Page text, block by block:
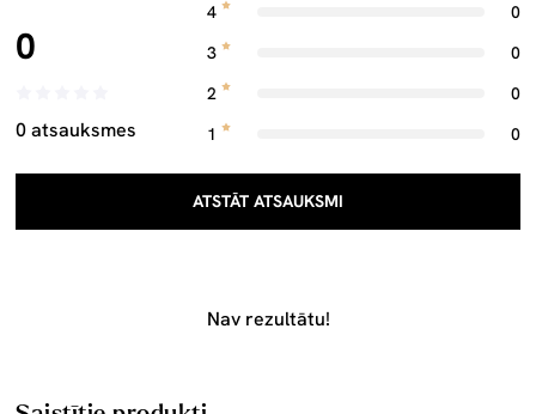
0
0 atsauksmes
4
0
3
0
2
0
1
0
ATSTĀT ATSAUKSMI
Nav rezultātu!